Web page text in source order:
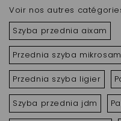
Voir nos autres
Szyba przednia aixam
Przednia szyba
Przednia szyba ligier
Szyba przednia jdm